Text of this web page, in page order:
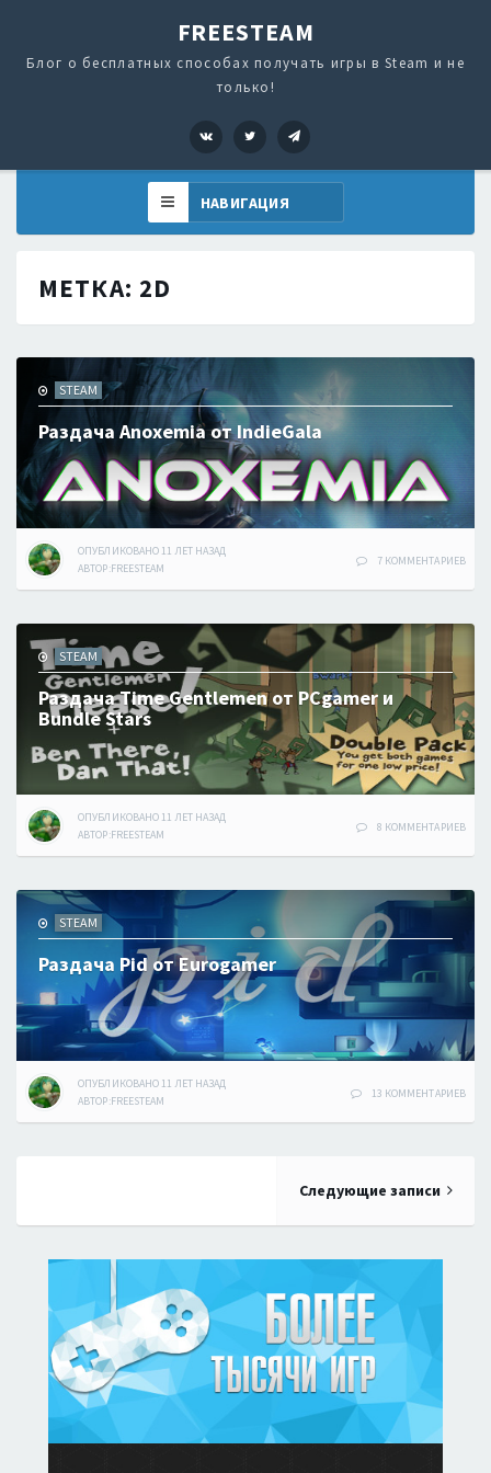
FREESTEAM
Блог о бесплатных способах получать игры в Steam и не
только!
VK Twitter
МЕТКА: 2D
STEAM
Раздача Anoxemia от IndieGala
ОПУБЛИКОВАНО 11 ЛЕТНАЗАД
АВТОР:FREESTEAM
7 КОММЕНТАРИЕВ
STEAM
Раздача Time Gentlemen от PCgamer и
Bundle Stars
ОПУБЛИКОВАНО 11 ЛЕТНАЗАД
АВТОР:FREESTEAM
8 КОММЕНТАРИЕВ
STEAM
Раздача Pid от Eurogamer
ОПУБЛИКОВАНО 11 ЛЕТНАЗАД
АВТОР:FREESTEAM
13 КОММЕНТАРИЕВ
Следующие записи